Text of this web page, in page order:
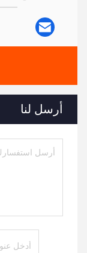
أرسل لنا